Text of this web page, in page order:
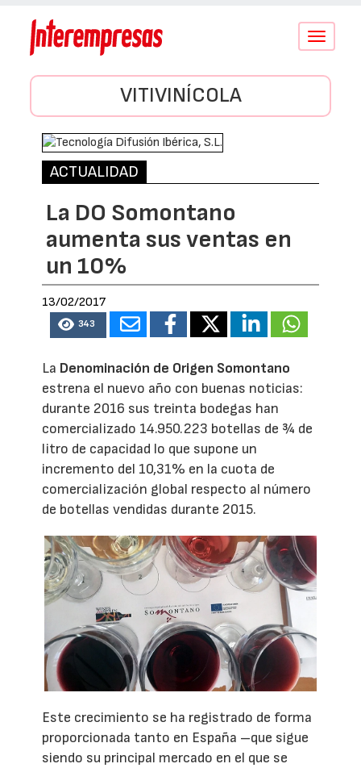
Conmutar
VITIVINÍCOLA
ACTUALIDAD
La DO Somontano
aumenta sus ventas en
un 10%
13/02/2017
343
La Denominación de Origen Somontano
estrena el nuevo año con buenas noticias:
durante 2016 sus treinta bodegas han
comercializado 14.950.223 botellas de ¾ de
litro de capacidad lo que supone un
incremento del 10,31% en la cuota de
comercialización global respecto al número
de botellas vendidas durante 2015.
Este crecimiento se ha registrado de forma
proporcionada tanto en España –que sigue
siendo su principal mercado en el que se